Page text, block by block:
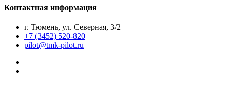
Контактная информация
г. Тюмень, ул. Северная, 3/2
+7 (3452) 520-820
pilot@tmk-pilot.ru